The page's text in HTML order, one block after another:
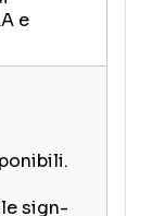
e
sign-